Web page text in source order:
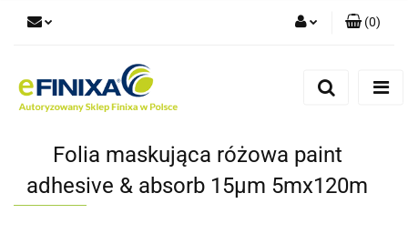
(0)
Folia maskująca różowa paint
adhesive & absorb 15µm 5mx120m